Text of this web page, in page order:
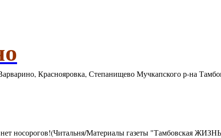
Краснояровка, Степанищево Мучкапского р-на
носорогов!(Читальня/Материалы газеты "Тамбовская